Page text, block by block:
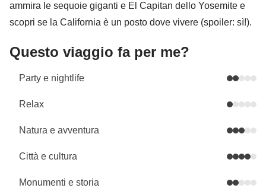
ammira le sequoie giganti e El Capitan dello Yosemite e
scopri se la California è un posto dove vivere (spoiler: sì!).
Questo viaggio fa per me?
Party e nightlife
Relax
Natura e avventura
Città e cultura
Monumenti e storia